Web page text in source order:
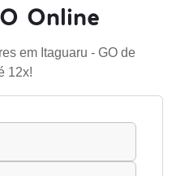
Online
em Itaguaru - GO de
12x!